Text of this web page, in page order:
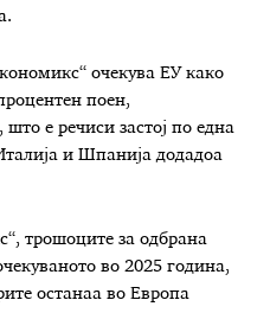
очекува ЕУ како
поен,
е речиси застој по една
и Шпанија додадоа
трошоците за одбрана
во 2025 година,
останаа во Европа